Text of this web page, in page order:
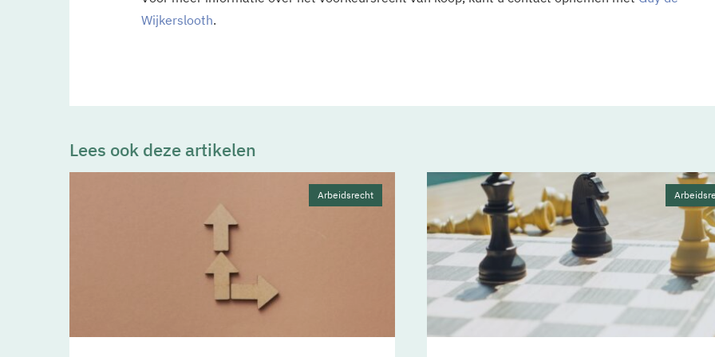
Wijkerslooth.
Lees ook deze artikelen
Arbeidsrecht